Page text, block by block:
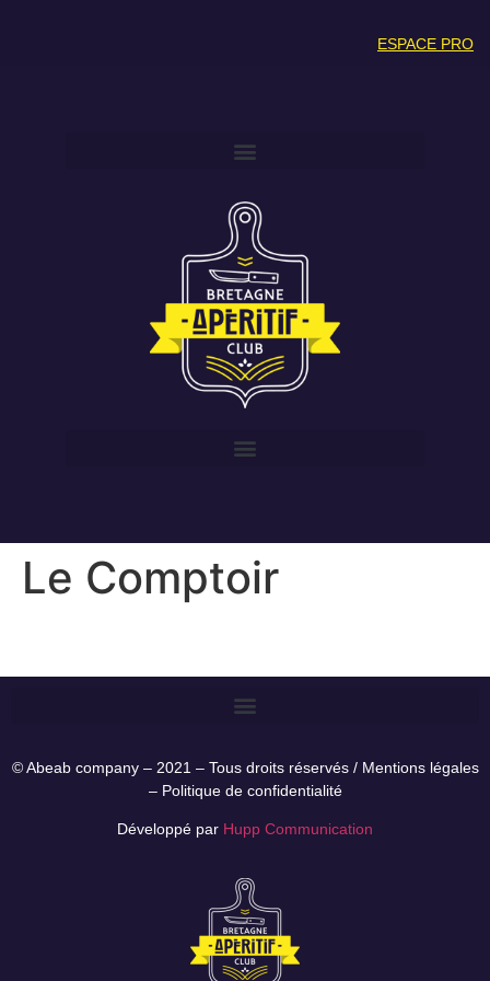
ESPACE PRO
Le Comptoir
© Abeab company – 2021 – Tous droits réservés / Mentions légales
– Politique de confidentialité
Développé par Hupp Communication